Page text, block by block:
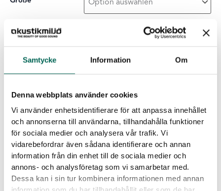
Samtycke Information Om
Denna webbplats använder cookies
Vi använder enhetsidentifierare för att anpassa innehållet
och annonserna till användarna, tillhandahålla funktioner
för sociala medier och analysera vår trafik. Vi
vidarebefordrar även sådana identifierare och annan
information från din enhet till de sociala medier och
annons- och analysföretag som vi samarbetar med.
Dessa kan i sin tur kombinera informationen med annan
Oberflächenschicht
-
Collage
Menge
+ ZUR LISTE HINZUFÜGEN
Herunterladbare Dateien